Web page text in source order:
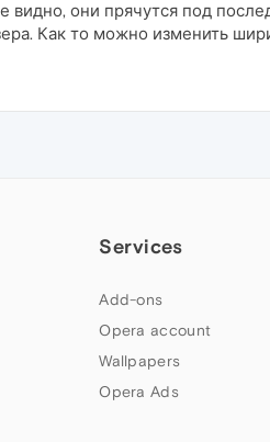
видно, они прячутся под
Как то можно изменить
Services
Add-ons
Opera account
Wallpapers
Opera Ads